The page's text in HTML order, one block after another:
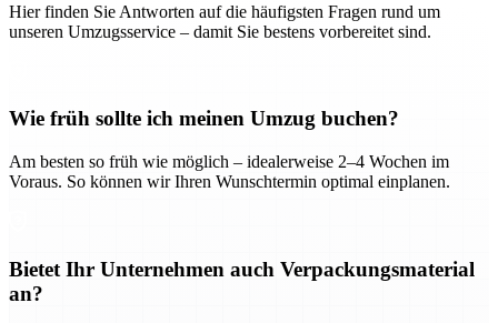
Hier finden Sie Antworten auf die häufigsten Fragen rund um
unseren Umzugsservice – damit Sie bestens vorbereitet sind.
Wie früh sollte ich meinen Umzug buchen?
Am besten so früh wie möglich – idealerweise 2–4 Wochen im
Voraus. So können wir Ihren Wunschtermin optimal einplanen.
Bietet Ihr Unternehmen auch Verpackungsmaterial
an?